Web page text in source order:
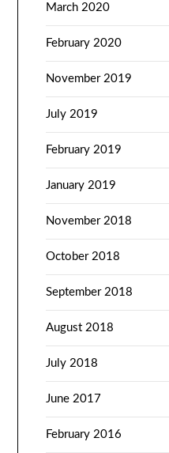
March 2020
February 2020
November 2019
July 2019
February 2019
January 2019
November 2018
October 2018
September 2018
August 2018
July 2018
June 2017
February 2016